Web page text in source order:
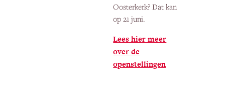
Oosterkerk? Dat kan
op 21 juni.
Lees hier meer
over de
openstellingen